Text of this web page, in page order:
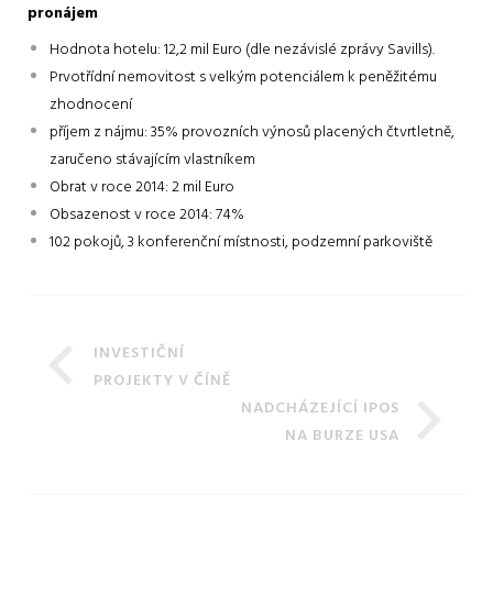
pronájem
Hodnota hotelu: 12,2 mil Euro (dle nezávislé zprávy Savills).
Prvotřídní nemovitost s velkým potenciálem k peněžitému
zhodnocení
příjem z nájmu: 35% provozních výnosů placených čtvrtletně,
zaručeno stávajícím vlastníkem
Obrat v roce 2014: 2 mil Euro
Obsazenost v roce 2014: 74%
102 pokojů, 3 konferenční místnosti, podzemní parkoviště
INVESTIČNÍ
PROJEKTY V ČÍNĚ
NADCHÁZEJÍCÍ IPOS
NA BURZE USA